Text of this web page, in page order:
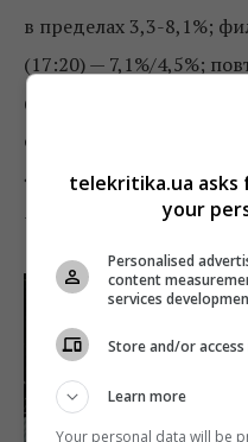
в пределах 3,3-8,1%;
(17:20) — 7,1%/4,5%;
(20:10) — 10,2%/8%
сенсации»
(22:10) —
«Светская жизнь»
— 6,3%/4,8% и 4,4%/
telekritika.ua asks
your
Personalised
content
services
Store and/or
Learn more
Your personal data will be